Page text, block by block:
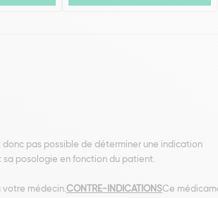
pas possible de déterminer une indication
posologie en fonction du patient.
votre médecin.CONTRE-INDICATIONSCe